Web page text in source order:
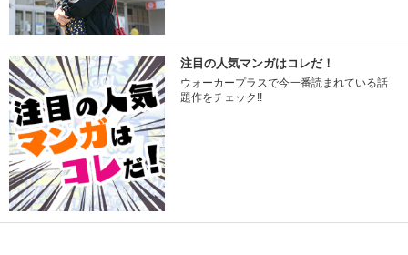
注目の人気マンガはコレだ！
ウォーカープラスで今一番読まれている話
題作をチェック!!